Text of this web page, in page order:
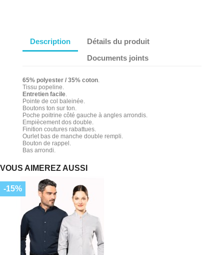
Description
Détails du produit
Documents joints
65% polyester / 35% coton.
Tissu popeline.
Entretien facile.
Pointe de col baleinée.
Boutons ton sur ton.
Poche poitrine côté gauche à angles arrondis.
Empiècement dos double.
Finition coutures rabattues.
Ourlet bas de manche double rempli.
Bouton de rappel.
Bas arrondi.
VOUS AIMEREZ AUSSI
-15%